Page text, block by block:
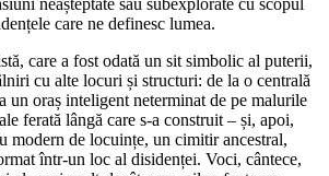
care ne definesc lumea.
care a fost odată un sit simbolic al puterii,
cu alte locuri și structuri: de la o centrală
un oraș inteligent neterminat de pe malurile
ferată lângă care s-a construit – și, apoi,
modern de locuințe, un cimitir ancestral,
într-un loc al disidenței. Voci, cântece,